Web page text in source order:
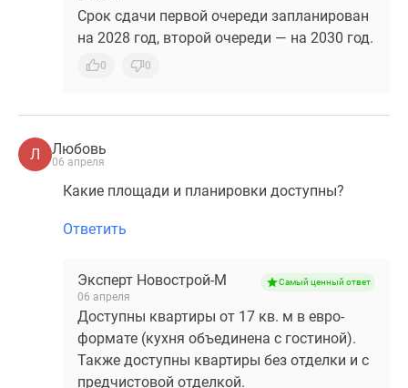
Срок сдачи первой очереди запланирован
на 2028 год, второй очереди — на 2030 год.
0 0
Л Любовь
06 апреля
Какие площади и планировки доступны?
Ответить
Эксперт Новострой-М
06 апреля
Самый ценный ответ
Доступны квартиры от 17 кв. м в евро-
формате (кухня объединена с гостиной).
Также доступны квартиры без отделки и с
предчистовой отделкой.